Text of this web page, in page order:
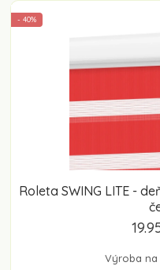
Roleta SWING LITE -
- 40%
Výroba na